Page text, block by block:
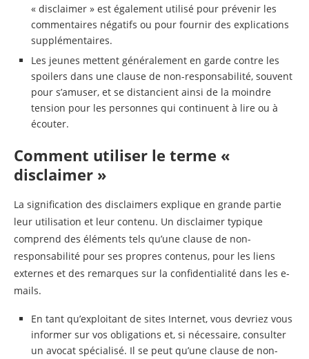
« disclaimer » est également utilisé pour prévenir les
commentaires négatifs ou pour fournir des explications
supplémentaires.
Les jeunes mettent généralement en garde contre les
spoilers dans une clause de non-responsabilité, souvent
pour s’amuser, et se distancient ainsi de la moindre
tension pour les personnes qui continuent à lire ou à
écouter.
Comment utiliser le terme «
disclaimer »
La signification des disclaimers explique en grande partie
leur utilisation et leur contenu. Un disclaimer typique
comprend des éléments tels qu’une clause de non-
responsabilité pour ses propres contenus, pour les liens
externes et des remarques sur la confidentialité dans les e-
mails.
En tant qu’exploitant de sites Internet, vous devriez vous
informer sur vos obligations et, si nécessaire, consulter
un avocat spécialisé. Il se peut qu’une clause de non-